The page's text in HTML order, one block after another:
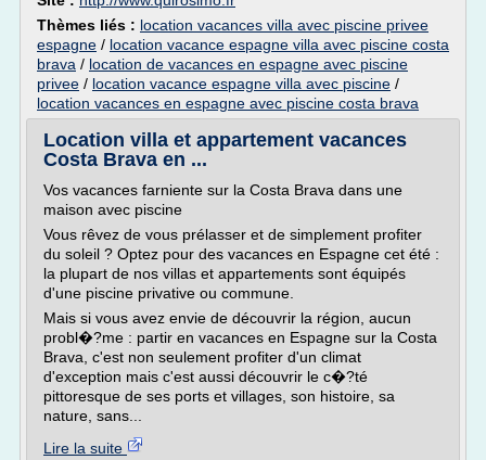
Thèmes liés : location vacances villa avec piscine privee
espagne / location vacance espagne villa avec piscine costa
brava / location de vacances en espagne avec piscine
privee / location vacance espagne villa avec piscine /
location vacances en espagne avec piscine costa brava
Location villa et appartement vacances
Costa Brava en ...
Vos vacances farniente sur la Costa Brava dans une
maison avec piscine
Vous rêvez de vous prélasser et de simplement profiter
du soleil ? Optez pour des vacances en Espagne cet été :
la plupart de nos villas et appartements sont équipés
d'une piscine privative ou commune.
Mais si vous avez envie de découvrir la région, aucun
probl�?me : partir en vacances en Espagne sur la Costa
Brava, c'est non seulement profiter d'un climat
d'exception mais c'est aussi découvrir le c�?té
pittoresque de ses ports et villages, son histoire, sa
nature, sans...
Lire la suite